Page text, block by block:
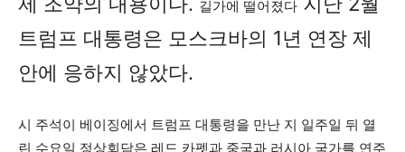
길가에 떨어졌다
트럼프 대통령은 모스크바의 1년 연장 제
안에 응하지 않았다.
시 주석이 베이징에서 트럼프 대통령을 만난 지 일주일 뒤 열
린 수요일 정상회담은 레드 카펫과 중국과 러시아 국가를 연주